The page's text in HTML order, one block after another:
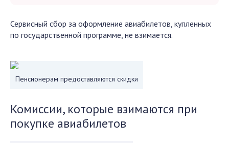
Сервисный сбор за оформление авиабилетов, купленных
по государственной программе, не взимается.
Пенсионерам предоставляются скидки
Комиссии, которые взимаются при
покупке авиабилетов